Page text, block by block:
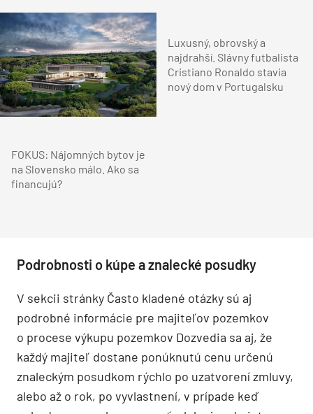
Luxusný, obrovský a
najdrahší. Slávny futbalista
Cristiano Ronaldo stavia
nový dom v Portugalsku
FOKUS: Nájomných bytov je
na Slovensko málo. Ako sa
financujú?
Podrobnosti o kúpe a znalecké posudky
V sekcii stránky Často kladené otázky sú aj
podrobné informácie pre majiteľov pozemkov
o procese výkupu pozemkov Dozvedia sa aj, že
každý majiteľ dostane ponúknutú cenu určenú
znaleckým posudkom rýchlo po uzatvorení zmluvy,
alebo až o rok, po vyvlastnení, v prípade keď